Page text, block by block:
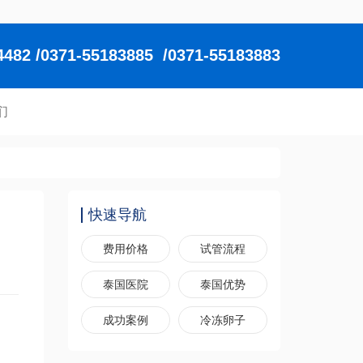
/0371-55183885 /0371-55183883
快速导航
费用价格 试管流程
泰国医院 泰国优势
成功案例 冷冻卵子